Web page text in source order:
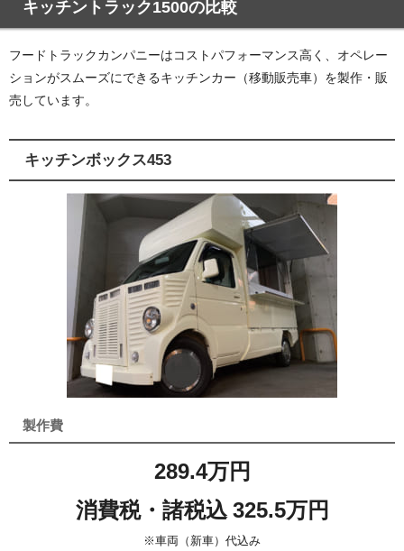
キッチントラック1500の比較
フードトラックカンパニーはコストパフォーマンス高く、オペレー
ションがスムーズにできるキッチンカー（移動販売車）を製作・販
売しています。
キッチンボックス453
製作費
289.4万円
消費税・諸税込 325.5万円
※車両（新車）代込み